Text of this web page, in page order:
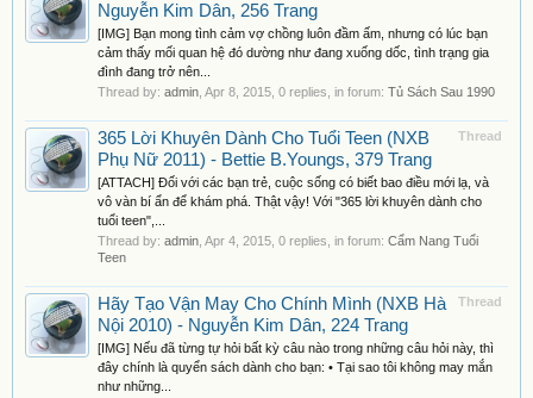
Nguyễn Kim Dân, 256 Trang
[IMG] Bạn mong tình cảm vợ chồng luôn đầm ấm, nhưng có lúc bạn
cảm thấy mối quan hệ đó dường như đang xuống dốc, tình trạng gia
đình đang trở nên...
Thread by: admin Apr 8, 2015 , 0 replies, in forum: Tủ Sách Sau 1990
Thread
365 Lời Khuyên Dành Cho Tuổi Teen (NXB
Phụ Nữ 2011) - Bettie B.Youngs, 379 Trang
[ATTACH] Đối với các bạn trẻ, cuộc sống có biết bao điều mới lạ, và
vô vàn bí ẩn để khám phá. Thật vậy! Với "365 lời khuyên dành cho
tuổi teen",...
Thread by: admin Apr 4, 2015 , 0 replies, in forum: Cẩm Nang Tuổi
Teen
Thread
Hãy Tạo Vận May Cho Chính Mình (NXB Hà
Nội 2010) - Nguyễn Kim Dân, 224 Trang
[IMG] Nếu đã từng tự hỏi bất kỳ câu nào trong những câu hỏi này, thì
đây chính là quyển sách dành cho bạn: • Tại sao tôi không may mắn
như những...